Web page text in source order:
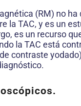
(RM) no
la TAC, y es un
es un recurso
la TAC está
contraste